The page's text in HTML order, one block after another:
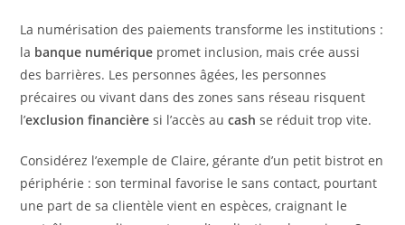
La numérisation des paiements transforme les institutions :
la banque numérique promet inclusion, mais crée aussi
des barrières. Les personnes âgées, les personnes
précaires ou vivant dans des zones sans réseau risquent
l’exclusion financière si l’accès aucash se réduit trop vite.
Considérez l’exemple de Claire, gérante d’un petit bistrot en
périphérie : son terminal favorise le sans contact, pourtant
une part de sa clientèle vient en espèces, craignant le